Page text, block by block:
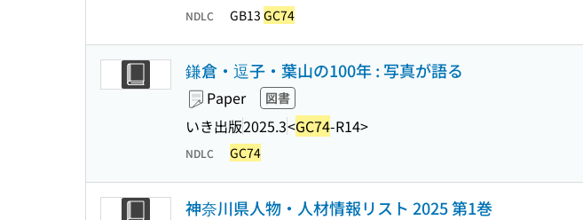
NDLC GB13 GC74
鎌倉・逗子・葉山の100年 : 写真が語る
Paper 図書
いき出版2025.3<GC74-R14>
NDLC GC74
神奈川県人物・人材情報リスト 2025 第1巻